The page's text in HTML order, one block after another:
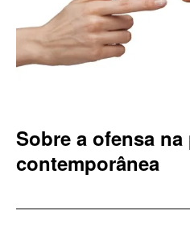
Sobre a ofensa
contemporânea